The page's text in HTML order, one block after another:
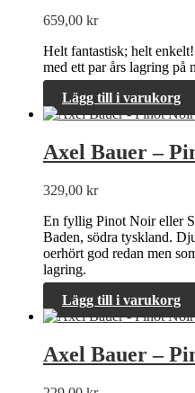
659,00 kr
Helt fantastisk; helt
med ett par års lagring på
Lägg till i varukorg
Axel Bauer –
329,00 kr
En fyllig Pinot Noir eller
Baden, södra tyskland.
oerhört god redan men
lagring.
Lägg till i varukorg
Axel Bauer –